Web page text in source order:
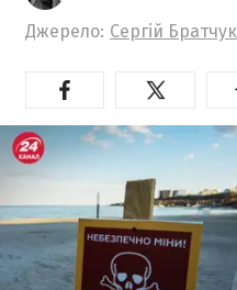
Джерело: Сергій Братчук